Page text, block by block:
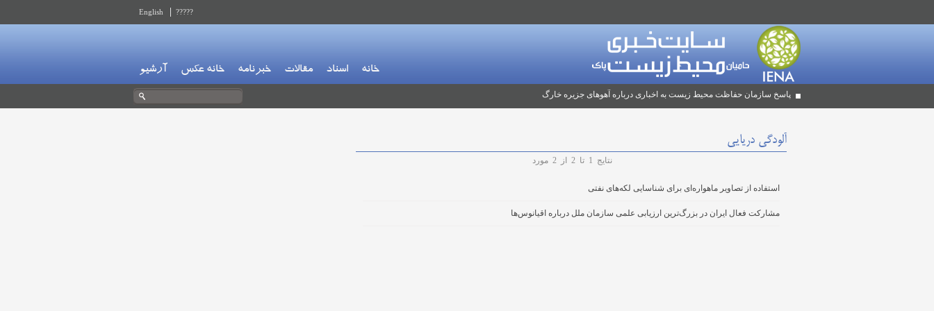
?????
English
خانه اسناد مقالات خبرنامه خانه عکس آرشیو
پاسخ سازمان حفاظت محیط زیست به اخباری درباره آهوهای جزیره خارگ
آلودگی‌ دریایی
نتایج 1 تا 2 از 2 مورد
استفاده از تصاویر ماهواره‌ای برای شناسایی لکه‌های نفتی
مشارکت فعال ایران در بزرگ‌ترین ارزیابی علمی سازمان ملل درباره اقیانوس‌ها